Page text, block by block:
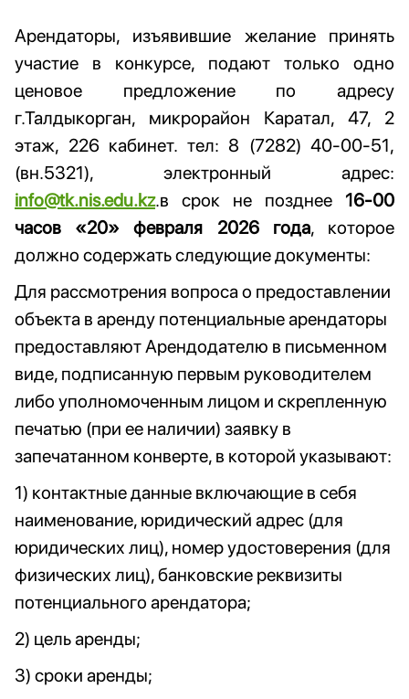
Арендаторы, изъявившие желание принять
участие в конкурсе, подают только одно
ценовое предложение по адресу
г.Талдыкорган, микрорайон Каратал, 47, 2
этаж, 226 кабинет. тел: 8 (7282) 40-00-51,
(вн.5321), электронный адрес:
info@tk.nis.edu.kz.в срок не позднее 16-00
часов «20» февраля 2026 года, которое
должно содержать следующие документы:
Для рассмотрения вопроса о предоставлении
объекта в аренду потенциальные арендаторы
предоставляют Арендодателю в письменном
виде, подписанную первым руководителем
либо уполномоченным лицом и скрепленную
печатью (при ее наличии) заявку в
запечатанном конверте, в которой указывают:
1) контактные данные включающие в себя
наименование, юридический адрес (для
юридических лиц), номер удостоверения (для
физических лиц), банковские реквизиты
потенциального арендатора;
2) цель аренды;
3) сроки аренды;